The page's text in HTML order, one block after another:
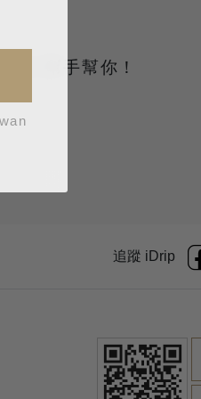
讓小幫手幫你！
追蹤 iDrip